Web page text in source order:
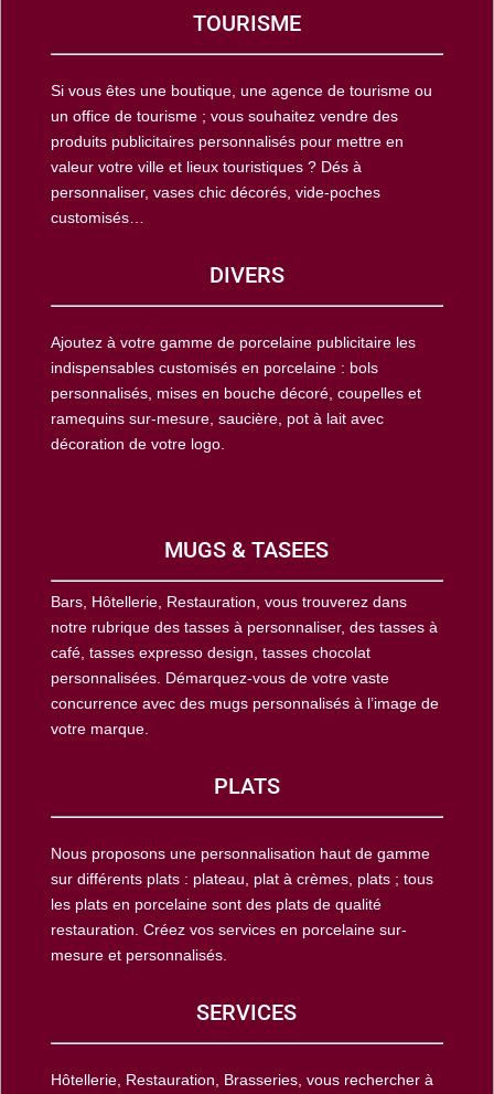
TOURISME
Si vous êtes une boutique, une agence de tourisme ou
un office de tourisme ; vous souhaitez vendre des
produits publicitaires personnalisés pour mettre en
valeur votre ville et lieux touristiques ? Dés à
personnaliser, vases chic décorés, vide-poches
customisés…
DIVERS
Ajoutez à votre gamme de porcelaine publicitaire les
indispensables customisés en porcelaine : bols
personnalisés, mises en bouche décoré, coupelles et
ramequins sur-mesure, saucière, pot à lait avec
décoration de votre logo.
MUGS & TASEES
Bars, Hôtellerie, Restauration, vous trouverez dans
notre rubrique des tasses à personnaliser, des tasses à
café, tasses expresso design, tasses chocolat
personnalisées. Démarquez-vous de votre vaste
concurrence avec des mugs personnalisés à l’image de
votre marque.
PLATS
Nous proposons une personnalisation haut de gamme
sur différents plats : plateau, plat à crèmes, plats ; tous
les plats en porcelaine sont des plats de qualité
restauration. Créez vos services en porcelaine sur-
mesure et personnalisés.
SERVICES
Hôtellerie, Restauration, Brasseries, vous rechercher à